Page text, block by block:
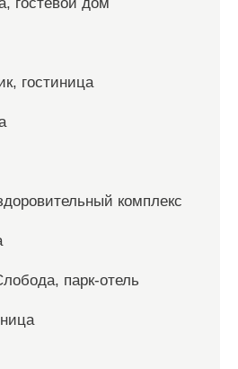
гостиница
комплекс
парк-отель